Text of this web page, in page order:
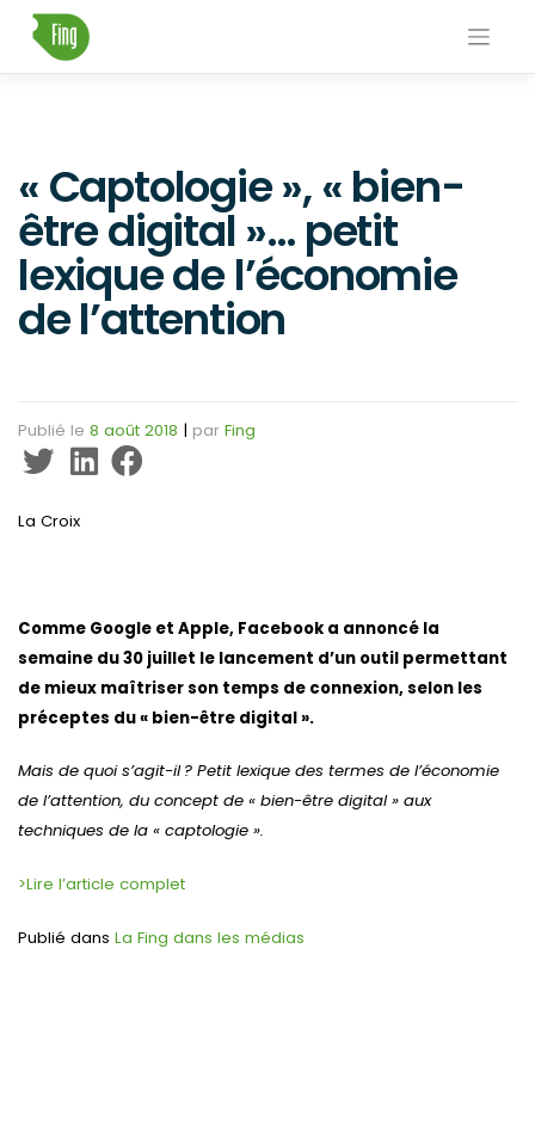
content
« Captologie », « bien-
être digital »… petit
lexique de l’économie
de l’attention
Publié le 8 août 2018 | par Fing
La Croix
Comme Google et Apple, Facebook a annoncé la
semaine du 30 juillet le lancement d’un outil permettant
de mieux maîtriser son temps de connexion, selon les
préceptes du « bien-être digital ».
Mais de quoi s’agit-il ? Petit lexique des termes de l’économie
de l’attention, du concept de « bien-être digital » aux
techniques de la « captologie ».
>Lire l’article complet
Publié dans La Fing dans les médias